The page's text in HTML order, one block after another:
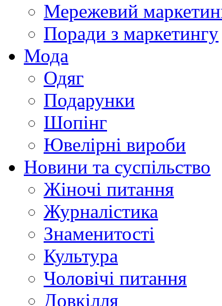
Мережевий
Поради з маркетингу
Мода
Одяг
Подарунки
Шопінг
Ювелірні вироби
Новини та суспільство
Жіночі питання
Журналістика
Знаменитості
Культура
Чоловічі питання
Довкілля